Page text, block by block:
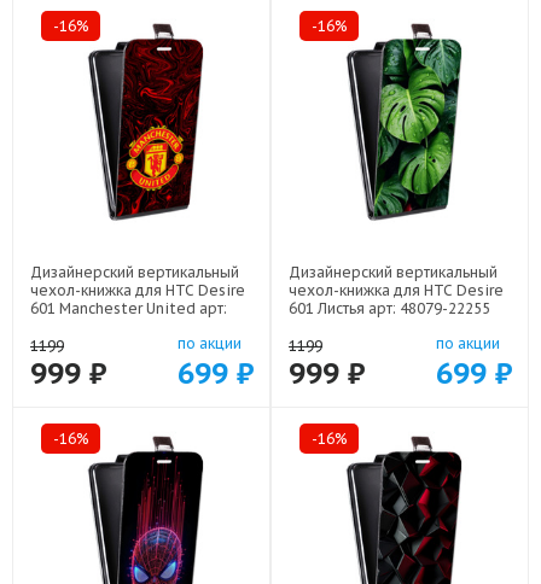
-16%
Дизайнерский вертикальный
чехол-книжка для HTC Desire
601 Manchester United арт:
1199
999 ₽
по акции
699 ₽
-16%
Дизайнерский вертикальный
чехол-книжка для HTC Desire
601 Листья арт: 48079-22255
1199
999 ₽
по акции
699 ₽
-16% -16%